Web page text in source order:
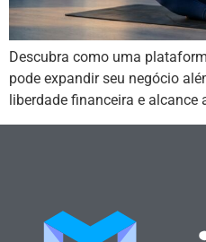
Descubra como uma
pode expandir seu negócio
liberdade financeira e